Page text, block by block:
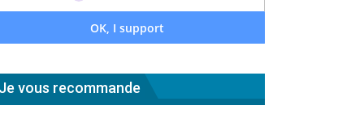
Je vous recommande